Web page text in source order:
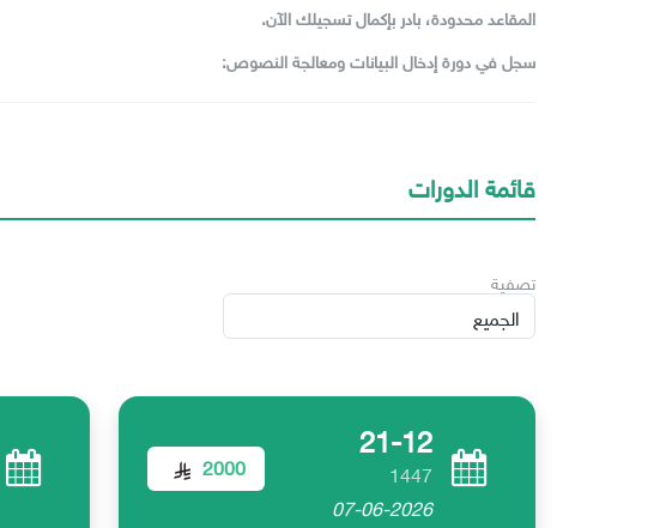
المقاعد محدودة، بادر بإكمال تسجيلك الآن.
سجل في دورة إدخال البيانات ومعالجة النصوص:
قائمة الدورات
تصفية
21-12
1447
07-06-2026
2000